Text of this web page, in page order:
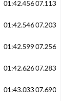
01:42.45607.113
01:42.54607.203
01:42.59907.256
01:42.62607.283
01:43.03307.690